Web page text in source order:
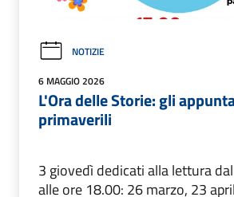
NOTIZIE
6 MAGGIO 2026
L'Ora delle Storie: gli
primaverili
3 giovedì dedicati alla lettura
alle ore 18.00: 26 marzo, 23